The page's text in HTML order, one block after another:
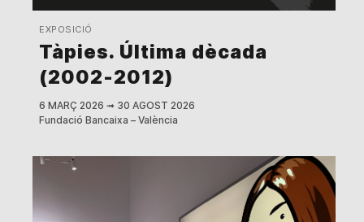
EXPOSICIÓ
Tàpies. Última dècada
(2002-2012)
6 MARÇ 2026 ➟ 30 AGOST 2026
Fundació Bancaixa – València